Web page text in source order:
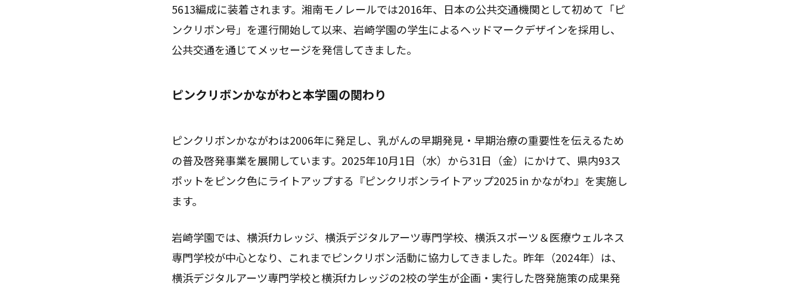
5613編成に装着されます。湘南モノレールでは2016年、日本の公共交通機関として初めて「ピ
ンクリボン号」を運行開始して以来、岩崎学園の学生によるヘッドマークデザインを採用し、
公共交通を通じてメッセージを発信してきました。
ピンクリボンかながわと本学園の関わり
ピンクリボンかながわは2006年に発足し、乳がんの早期発見・早期治療の重要性を伝えるため
の普及啓発事業を展開しています。2025年10月1日（水）から31日（金）にかけて、県内93ス
ポットをピンク色にライトアップする『ピンクリボンライトアップ2025 in かながわ』を実施し
ます。
岩崎学園では、横浜fカレッジ、横浜デジタルアーツ専門学校、横浜スポーツ＆医療ウェルネス
専門学校が中心となり、これまでピンクリボン活動に協力してきました。昨年（2024年）は、
横浜デジタルアーツ専門学校と横浜fカレッジの2校の学生が企画・実行した啓発施策の成果発